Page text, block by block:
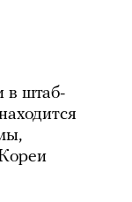
в штаб-